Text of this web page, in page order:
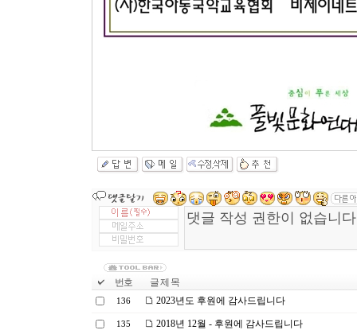
번호 글 제 목
136 2023년도 후원에 감사드립니다
135 2018년 12월 - 후원에 감사드립니다